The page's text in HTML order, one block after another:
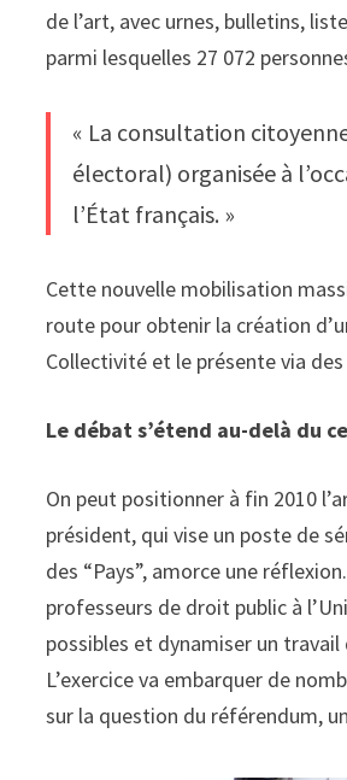
de l’art, avec urnes, bulletins,
parmi lesquelles 27 072
« La consultation
électoral) organisée à
l’État français. »
Cette nouvelle mobilisation
route pour obtenir la création
Collectivité et le présente via
Le débat s’étend au-delà du
On peut positionner à fin 2010
président, qui vise un poste de
des “Pays”, amorce une
professeurs de droit public à
possibles et dynamiser un
L’exercice va embarquer de
sur la question du référendum,